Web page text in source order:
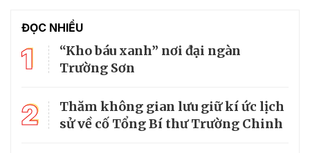
ĐỌC NHIỀU
1
“Kho báu xanh” nơi đại ngàn
Trường Sơn
2
Thăm không gian lưu giữ kí ức lịch
sử về cố Tổng Bí thư Trường Chinh